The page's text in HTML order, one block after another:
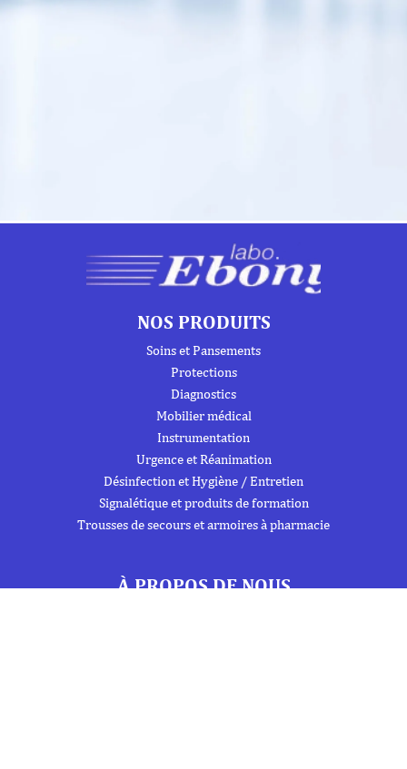
NOS PRODUITS
Soins et Pansements
Protections
Diagnostics
Mobilier médical
Instrumentation
Urgence et Réanimation
Désinfection et Hygiène / Entretien
Signalétique et produits de formation
Trousses de secours et armoires à pharmacie
À PROPOS DE NOUS